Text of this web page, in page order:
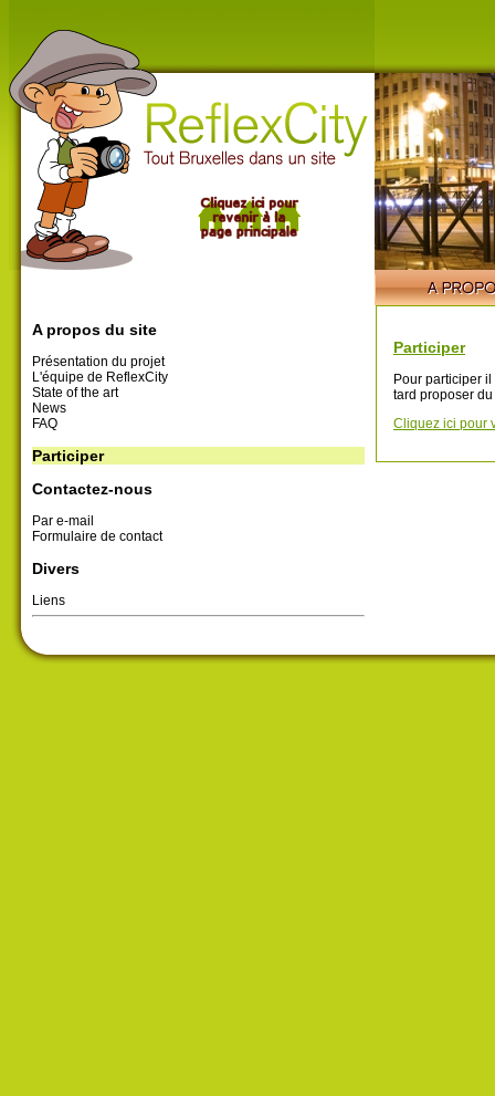
A propos du site
Présentation du projet
L'équipe de ReflexCity
State of the art
News
FAQ
Participer
Contactez-nous
Par e-mail
Formulaire de contact
Divers
Liens
Participer
Pour participer
tard proposer
Cliquez ici pour